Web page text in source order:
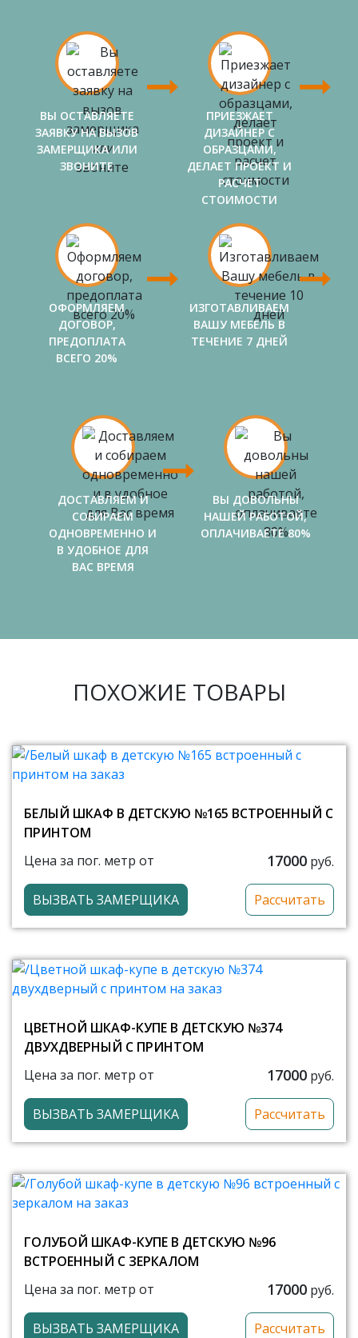
ВЫ ОСТАВЛЯЕТЕ
ЗАЯВКУ НА ВЫЗОВ
ЗАМЕРЩИКА ИЛИ
ЗВОНИТЕ
ПРИЕЗЖАЕТ
ДИЗАЙНЕР С
ОБРАЗЦАМИ,
ДЕЛАЕТ ПРОЕКТ И
РАСЧЕТ
СТОИМОСТИ
ОФОРМЛЯЕМ
ДОГОВОР,
ПРЕДОПЛАТА
ВСЕГО 20%
ИЗГОТАВЛИВАЕМ
ВАШУ МЕБЕЛЬ В
ТЕЧЕНИЕ 7 ДНЕЙ
ДОСТАВЛЯЕМ И
СОБИРАЕМ
ОДНОВРЕМЕННО И
В УДОБНОЕ ДЛЯ
ВАС ВРЕМЯ
ВЫ ДОВОЛЬНЫ
НАШЕЙ РАБОТОЙ,
ОПЛАЧИВАЕТЕ 80%
ПОХОЖИЕ ТОВАРЫ
БЕЛЫЙ ШКАФ В ДЕТСКУЮ №165 ВСТРОЕННЫЙ С
ПРИНТОМ
Цена за пог. метр от
17000 руб.
ВЫЗВАТЬ ЗАМЕРЩИКА Рассчитать
ЦВЕТНОЙ ШКАФ-КУПЕ В ДЕТСКУЮ №374
ДВУХДВЕРНЫЙ С ПРИНТОМ
Цена за пог. метр от
17000 руб.
ВЫЗВАТЬ ЗАМЕРЩИКА Рассчитать
ГОЛУБОЙ ШКАФ-КУПЕ В ДЕТСКУЮ №96
ВСТРОЕННЫЙ С ЗЕРКАЛОМ
Цена за пог. метр от
17000 руб.
ВЫЗВАТЬ ЗАМЕРЩИКА Рассчитать